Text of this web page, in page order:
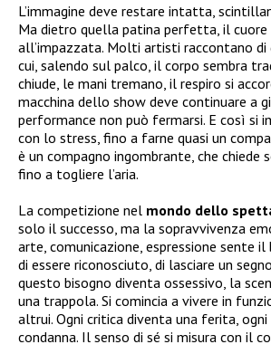
L’immagine deve restare intatta,
Ma dietro quella patina perfetta, il
all’impazzata. Molti artisti raccontano
cui, salendo sul palco, il corpo sembra
chiude, le mani tremano, il respiro si
macchina dello show deve continuare a
performance non può fermarsi. E così si
con lo stress, fino a farne quasi un
è un compagno ingombrante, che chiede
fino a togliere l’aria.
La competizione nel mondo dello
solo il successo, ma la sopravvivenza
arte, comunicazione, espressione sente
di essere riconosciuto, di lasciare un
questo bisogno diventa ossessivo, la
una trappola. Si comincia a vivere in
altrui. Ogni critica diventa una ferita, ogni
condanna. Il senso di sé si misura con il